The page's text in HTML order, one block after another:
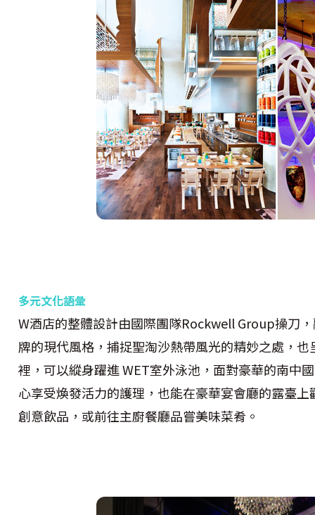
多元文化語彙
W酒店的整體設計由國際團隊Rockwell Group操刀
牌的現代風格，捕捉聖淘沙熱帶風光的精妙之處，
裡，可以縱身躍進 WET室外泳池，面對豪華的南中
心享受煥發活力的護理，也能在豪華宴會廳的露臺上
創意飲品，或前往主廚餐廳品嘗美味菜肴。